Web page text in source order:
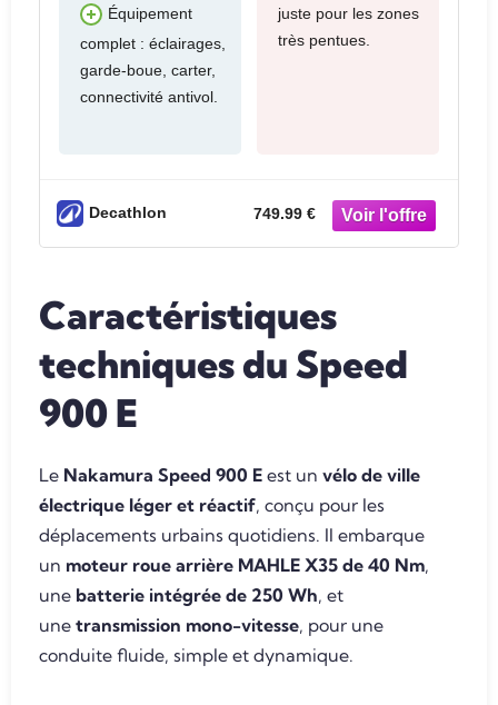
Équipement
complet : éclairages,
garde-boue, carter,
connectivité antivol.
juste pour les zones
très pentues.
Decathlon 749.99 €
Caractéristiques
techniques du Speed
900 E
Le Nakamura Speed 900 E est un vélo de ville
électrique léger et réactif, conçu pour les
déplacements urbains quotidiens. Il embarque
un moteur roue arrière MAHLE X35 de 40 Nm,
une batterie intégrée de 250 Wh, et
une transmission mono-vitesse, pour une
conduite fluide, simple et dynamique.